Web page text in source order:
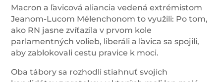
Macron a ľavicová aliancia vedená extrémistom
Jeanom-Lucom Mélenchonom to využili: Po tom,
ako RN jasne zvíťazila v prvom kole
parlamentných volieb, liberáli a ľavica sa spojili,
aby zablokovali cestu pravice k moci.
Oba tábory sa rozhodli stiahnuť svojich